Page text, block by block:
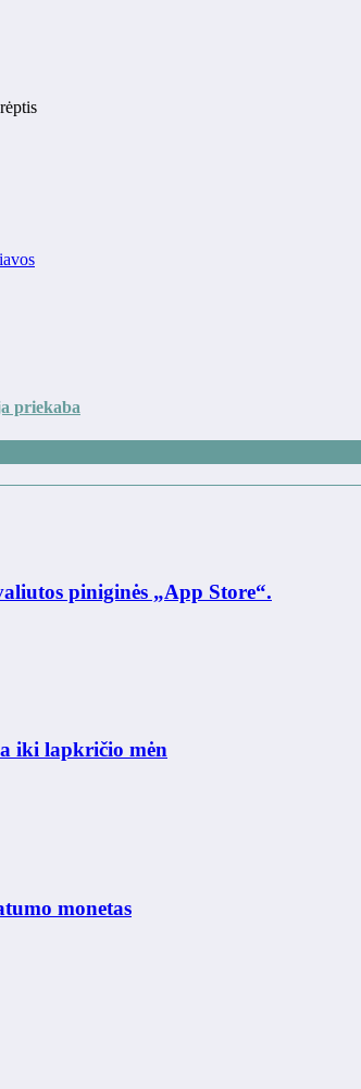
priekaba
piniginės „App Store“.
iki lapkričio mėn
monetas